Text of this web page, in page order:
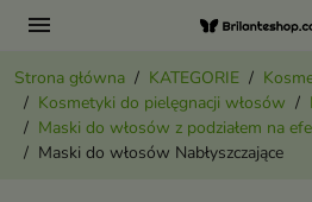
menu
Strona główna KATEGORIE
Kosmetyki do pielęgnacji włosów
Maski do włosów z podziałem na
Maski do włosów Nabłyszczające